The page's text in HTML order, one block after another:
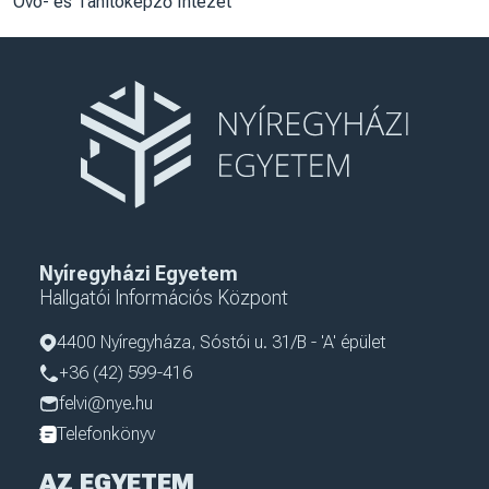
Nyíregyházi Egyetem
Hallgatói Információs Központ
4400 Nyíregyháza, Sóstói u. 31/B - 'A' épület
+36 (42) 599-416
felvi@nye.hu
Telefonkönyv
AZ EGYETEM